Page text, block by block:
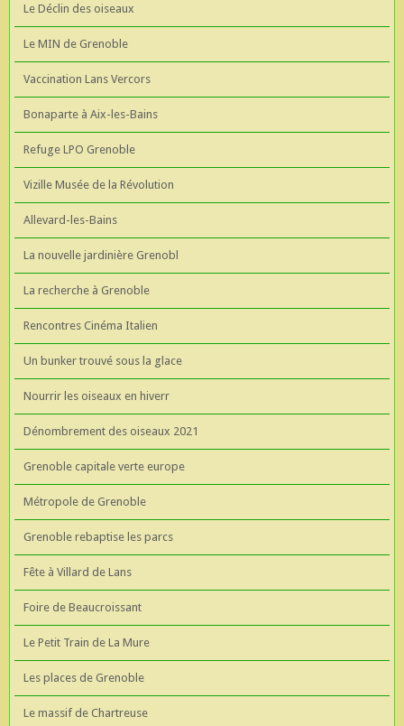
Le Déclin des oiseaux
Le MIN de Grenoble
Vaccination Lans Vercors
Bonaparte à Aix-les-Bains
Refuge LPO Grenoble
Vizille Musée de la Révolution
Allevard-les-Bains
La nouvelle jardinière Grenobl
La recherche à Grenoble
Rencontres Cinéma Italien
Un bunker trouvé sous la glace
Nourrir les oiseaux en hiverr
Dénombrement des oiseaux 2021
Grenoble capitale verte europe
Métropole de Grenoble
Grenoble rebaptise les parcs
Fête à Villard de Lans
Foire de Beaucroissant
Le Petit Train de La Mure
Les places de Grenoble
Le massif de Chartreuse